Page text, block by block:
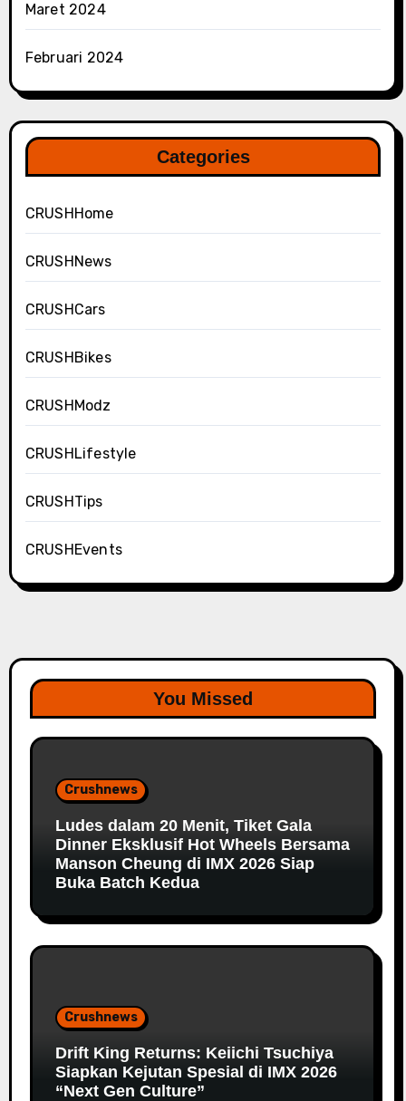
Maret 2024
Februari 2024
Categories
CRUSHHome
CRUSHNews
CRUSHCars
CRUSHBikes
CRUSHModz
CRUSHLifestyle
CRUSHTips
CRUSHEvents
You Missed
Crushnews
Ludes dalam 20 Menit, Tiket Gala
Dinner Eksklusif Hot Wheels Bersama
Manson Cheung di IMX 2026 Siap
Buka Batch Kedua
Crushnews
Drift King Returns: Keiichi Tsuchiya
Siapkan Kejutan Spesial di IMX 2026
“Next Gen Culture”